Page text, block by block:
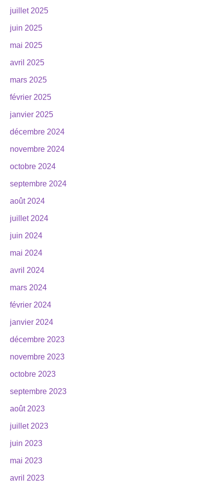
juillet 2025
juin 2025
mai 2025
avril 2025
mars 2025
février 2025
janvier 2025
décembre 2024
novembre 2024
octobre 2024
septembre 2024
août 2024
juillet 2024
juin 2024
mai 2024
avril 2024
mars 2024
février 2024
janvier 2024
décembre 2023
novembre 2023
octobre 2023
septembre 2023
août 2023
juillet 2023
juin 2023
mai 2023
avril 2023